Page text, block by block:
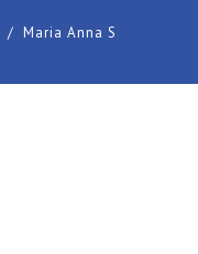
/ Maria Anna S